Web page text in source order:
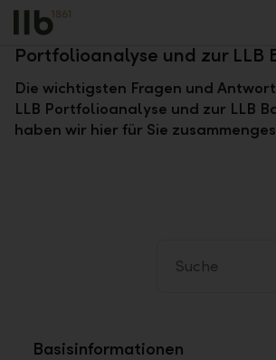
Alerts.Headline
Fragen und Antworten zur LLB
Portfolioanalyse und zur LLB
Die wichtigsten Fragen und
LLB Portfolioanalyse und zur LLB
haben wir hier für Sie
Basisinformationen